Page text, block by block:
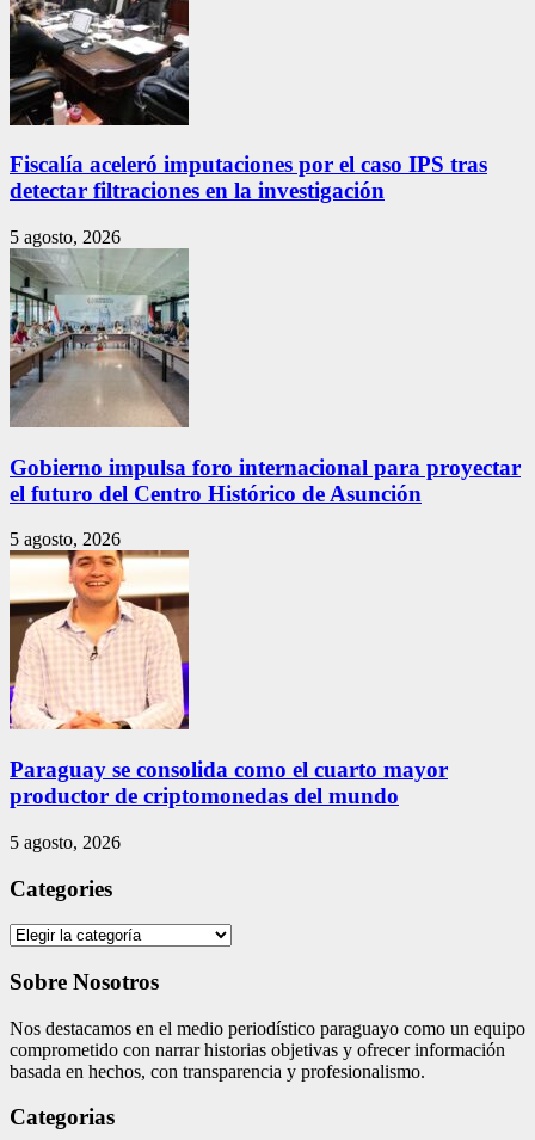
Fiscalía aceleró imputaciones por el caso IPS tras
detectar filtraciones en la investigación
5 agosto, 2026
Gobierno impulsa foro internacional para proyectar
el futuro del Centro Histórico de Asunción
5 agosto, 2026
Paraguay se consolida como el cuarto mayor
productor de criptomonedas del mundo
5 agosto, 2026
Categories
Categories
Sobre Nosotros
Nos destacamos en el medio periodístico paraguayo como un equipo
comprometido con narrar historias objetivas y ofrecer información
basada en hechos, con transparencia y profesionalismo.
Categorias